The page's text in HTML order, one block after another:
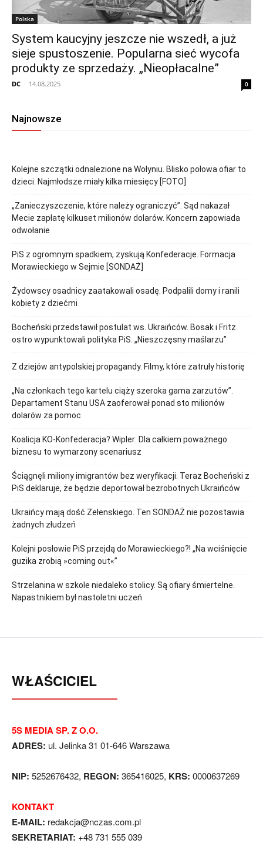
Polska
System kaucyjny jeszcze nie wszedł, a już
sieje spustoszenie. Popularna sieć wycofa
produkty ze sprzedaży. „Nieopłacalne”
DC - 14.08.2025 0
Najnowsze
Kolejne szczątki odnalezione na Wołyniu. Blisko połowa ofiar to
dzieci. Najmłodsze miały kilka miesięcy [FOTO]
„Zanieczyszczenie, które należy ograniczyć”. Sąd nakazał
Mecie zapłatę kilkuset milionów dolarów. Koncern zapowiada
odwołanie
PiS z ogromnym spadkiem, zyskują Konfederacje. Formacja
Morawieckiego w Sejmie [SONDAŻ]
Żydowscy osadnicy zaatakowali osadę. Podpalili domy i ranili
kobiety z dziećmi
Bocheński przedstawił postulat ws. Ukraińców. Bosak i Fritz
ostro wypunktowali polityka PiS. „Nieszczęsny maślarzu”
Z dziejów antypolskiej propagandy. Filmy, które zatruły historię
„Na członkach tego kartelu ciąży szeroka gama zarzutów”.
Departament Stanu USA zaoferował ponad sto milionów
dolarów za pomoc
Koalicja KO-Konfederacja? Wipler: Dla całkiem poważnego
biznesu to wymarzony scenariusz
Ściągnęli miliony imigrantów bez weryfikacji. Teraz Bocheński z
PiS deklaruje, że będzie deportował bezrobotnych Ukraińców
Ukraińcy mają dość Zełenskiego. Ten SONDAŻ nie pozostawia
żadnych złudzeń
Kolejni posłowie PiS przejdą do Morawieckiego?! „Na wciśnięcie
guzika zrobią »coming out«”
Strzelanina w szkole niedaleko stolicy. Są ofiary śmiertelne.
Napastnikiem był nastoletni uczeń
WŁAŚCICIEL
5S MEDIA SP. Z O.O.
ADRES: ul. Jelinka 31 01-646 Warszawa
NIP: 5252676432, REGON: 365416025, KRS: 0000637269
KONTAKT
E-MAIL: redakcja@nczas.com.pl
SEKRETARIAT: +48 731 555 039